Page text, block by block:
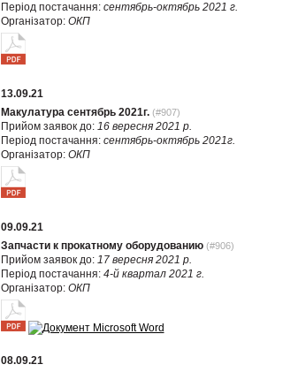
Період постачання: сентябрь-октябрь 2021 г.
Організатор: ОКП
13.09.21
Макулатура сентябрь 2021г.(#907)
Прийом заявок до: 16 вересня 2021 р.
Період постачання: сентябрь-октябрь 2021г.
Організатор: ОКП
09.09.21
Запчасти к прокатному оборудованию(#906)
Прийом заявок до: 17 вересня 2021 р.
Період постачання: 4-й квартал 2021 г.
Організатор: ОКП
08.09.21